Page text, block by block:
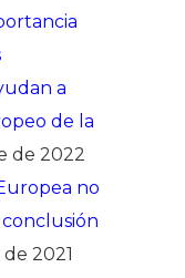
a
de la
de 2022
no
2021